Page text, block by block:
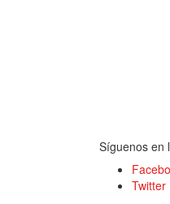
Síguenos en
Twitter